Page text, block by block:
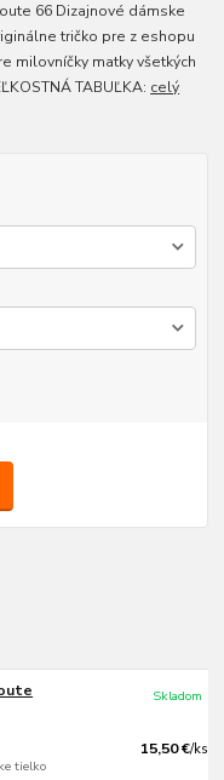
66 Dizajnové dámske
tričko pre z eshopu
milovníčky matky všetkých
TABUĽKA: celý
tielko
15,50 €/ks
Skladom